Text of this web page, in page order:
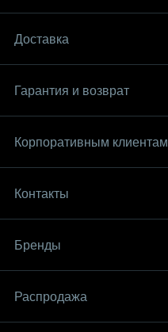
Доставка
Гарантия и возврат
Корпоративным клиентам
Контакты
Бренды
Распродaжа